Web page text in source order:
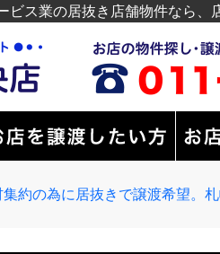
ビス業の居抜き店舗物件なら
約の為に居抜きで譲渡希望。